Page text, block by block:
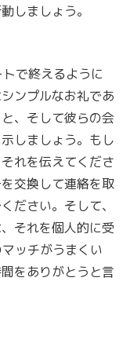
しましょう。
で終えるように
ンプルなお礼であ
、そして彼らの会
しましょう。もし
れを伝えてくださ
交換して連絡を取
ださい。そして、
それを個人的に受
ッチがうまくい
をありがとうと言